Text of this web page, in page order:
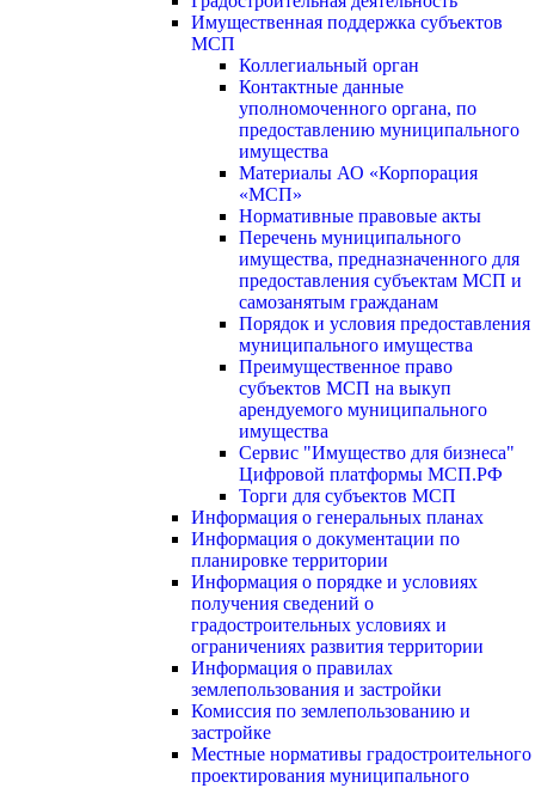
Имущественная поддержка субъектов
МСП
Коллегиальный орган
Контактные данные
уполномоченного органа, по
предоставлению муниципального
имущества
Материалы АО «Корпорация
«МСП»
Нормативные правовые акты
Перечень муниципального
имущества, предназначенного для
предоставления субъектам МСП и
самозанятым гражданам
Порядок и условия предоставления
муниципального имущества
Преимущественное право
субъектов МСП на выкуп
арендуемого муниципального
имущества
Сервис "Имущество для бизнеса"
Цифровой платформы МСП.РФ
Торги для субъектов МСП
Информация о генеральных планах
Информация о документации по
планировке территории
Информация о порядке и условиях
получения сведений о
градостроительных условиях и
ограничениях развития территории
Информация о правилах
землепользования и застройки
Комиссия по землепользованию и
застройке
Местные нормативы градостроительного
проектирования муниципального